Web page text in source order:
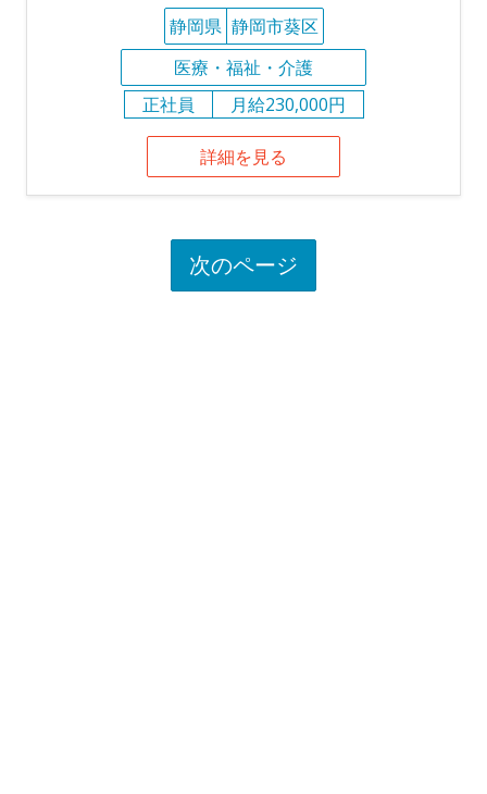
静岡県 静岡市葵区
医療・福祉・介護
正社員
月給230,000円
詳細を見る
次のページ